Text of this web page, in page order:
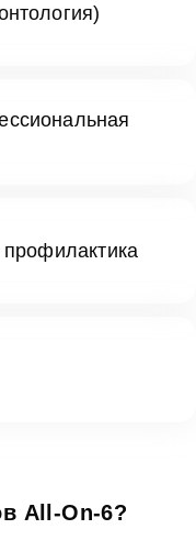
профилактика
All-On-6?